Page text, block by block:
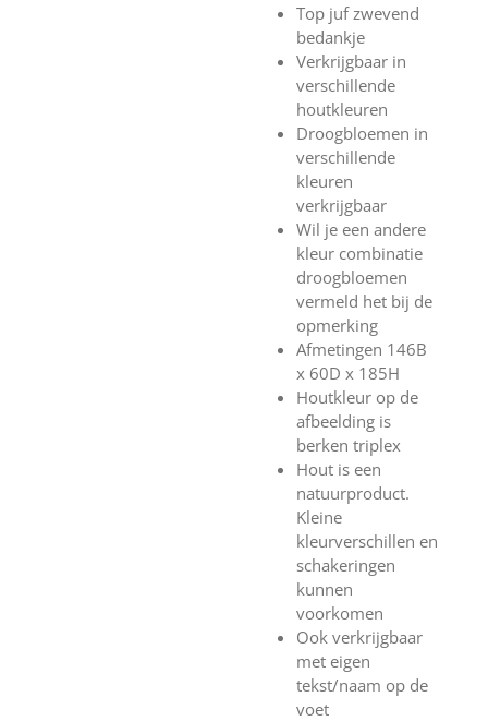
Top juf zwevend
bedankje
Verkrijgbaar in
verschillende
houtkleuren
Droogbloemen in
verschillende
kleuren
verkrijgbaar
Wil je een andere
kleur combinatie
droogbloemen
vermeld het bij de
opmerking
Afmetingen 146B
x 60D x 185H
Houtkleur op de
afbeelding is
berken triplex
Hout is een
natuurproduct.
Kleine
kleurverschillen en
schakeringen
kunnen
voorkomen
Ook verkrijgbaar
met eigen
tekst/naam op de
voet